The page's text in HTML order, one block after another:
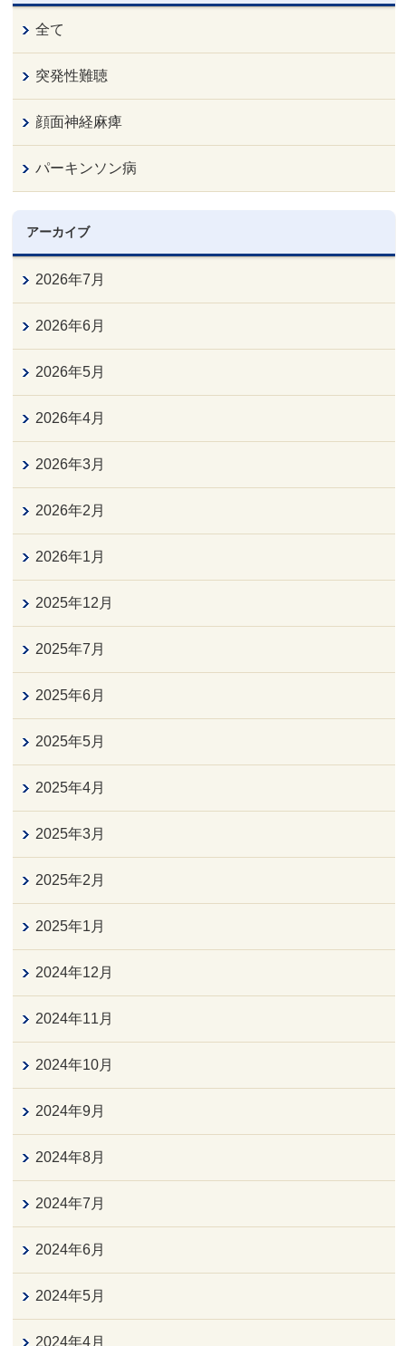
全て
突発性難聴
顔面神経麻痺
パーキンソン病
アーカイブ
2026年7月
2026年6月
2026年5月
2026年4月
2026年3月
2026年2月
2026年1月
2025年12月
2025年7月
2025年6月
2025年5月
2025年4月
2025年3月
2025年2月
2025年1月
2024年12月
2024年11月
2024年10月
2024年9月
2024年8月
2024年7月
2024年6月
2024年5月
2024年4月